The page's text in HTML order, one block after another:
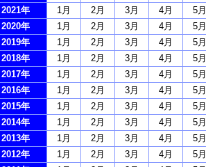
2021年
1月 2月 3月 4月 5月
2020年
1月 2月 3月 4月 5月
2019年
1月 2月 3月 4月 5月
2018年
1月 2月 3月 4月 5月
2017年
1月 2月 3月 4月 5月
2016年
1月 2月 3月 4月 5月
2015年
1月 2月 3月 4月 5月
2014年
1月 2月 3月 4月 5月
2013年
1月 2月 3月 4月 5月
2012年
1月 2月 3月 4月 5月